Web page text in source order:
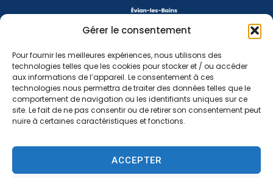
Gérer le consentement
Pour fournir les meilleures expériences, nous utilisons des
technologies telles que les cookies pour stocker et / ou accéder
aux informations de l’appareil. Le consentement à ces
technologies nous permettra de traiter des données telles que le
comportement de navigation ou les identifiants uniques sur ce
site. Le fait de ne pas consentir ou de retirer son consentement peut
nuire à certaines caractéristiques et fonctions.
ACCEPTER
Confidentialité